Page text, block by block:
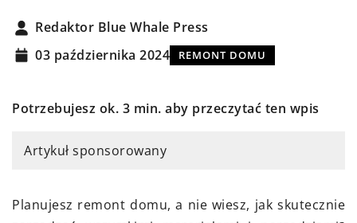
Redaktor Blue Whale Press
03 października 2024
REMONT DOMU
Potrzebujesz ok. 3 min. aby przeczytać ten wpis
Artykuł sponsorowany
Planujesz remont domu, a nie wiesz, jak skutecznie